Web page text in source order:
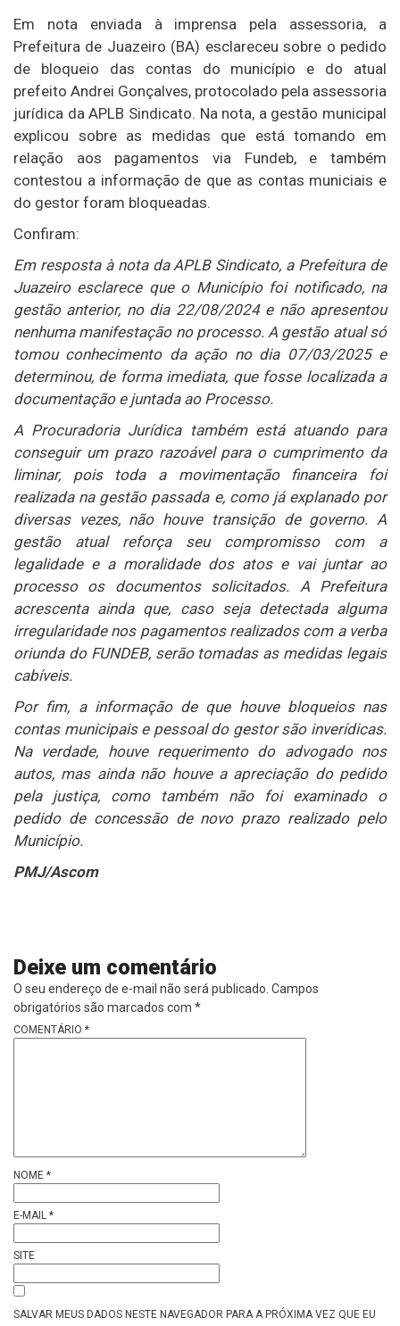
Em nota enviada à imprensa pela assessoria, a
Prefeitura de Juazeiro (BA) esclareceu sobre o pedido
de bloqueio das contas do município e do atual
prefeito Andrei Gonçalves, protocolado pela assessoria
jurídica da APLB Sindicato. Na nota, a gestão municipal
explicou sobre as medidas que está tomando em
relação aos pagamentos via Fundeb, e também
contestou a informação de que as contas municiais e
do gestor foram bloqueadas.
Confiram:
Em resposta à nota da APLB Sindicato, a Prefeitura de
Juazeiro esclarece que o Município foi notificado, na
gestão anterior, no dia 22/08/2024 e não apresentou
nenhuma manifestação no processo. A gestão atual só
tomou conhecimento da ação no dia 07/03/2025 e
determinou, de forma imediata, que fosse localizada a
documentação e juntada ao Processo.
A Procuradoria Jurídica também está atuando para
conseguir um prazo razoável para o cumprimento da
liminar, pois toda a movimentação financeira foi
realizada na gestão passada e, como já explanado por
diversas vezes, não houve transição de governo. A
gestão atual reforça seu compromisso com a
legalidade e a moralidade dos atos e vai juntar ao
processo os documentos solicitados. A Prefeitura
acrescenta ainda que, caso seja detectada alguma
irregularidade nos pagamentos realizados com a verba
oriunda do FUNDEB, serão tomadas as medidas legais
cabíveis.
Por fim, a informação de que houve bloqueios nas
contas municipais e pessoal do gestor são inverídicas.
Na verdade, houve requerimento do advogado nos
autos, mas ainda não houve a apreciação do pedido
pela justiça, como também não foi examinado o
pedido de concessão de novo prazo realizado pelo
Município.
PMJ/Ascom
Deixe um comentário
O seu endereço de e-mail não será publicado. Campos
obrigatórios são marcados com *
COMENTÁRIO *
NOME *
E-MAIL *
SITE
SALVAR MEUS DADOS NESTE NAVEGADOR PARA A PRÓXIMA VEZ QUE EU